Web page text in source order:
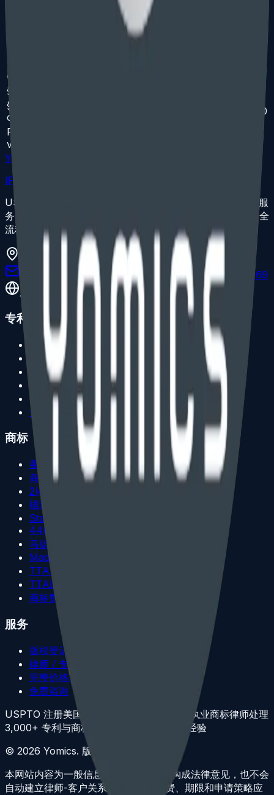
Extension of Time for Statement of Use
OA Response — Formality / Procedural
OA Response — Complex (Likelihood of
§8 Declaration of Use (5–6 year)
class
§15 Incontestability Declaration
§8 + §9 Combined Renewal (10 year)
class
¥4,700
Post-Registration Audit Response
varies
Yomics
IP Services
USPTO 注册美国专利代理人与康州、纽约州执业商标律师服
务全球创新者。固定收费透明，覆盖美国专利、商标和版权全
流程。
101 Nicoll Street, New Haven, CT 06511
service@omicsengineering.com
+1 (203) 397-6969
服务 40+ 国家和地区客户
专利
实用专利
外观设计专利
PCT 美国国家阶段
临时专利申请
专利 OA 答复
专利费用说明
商标
美国注册
商标 OA 答复
2(d) 混淆驳回
描述性驳回
Statement of Use
44(e) 外国注册基础
马德里国际注册
Madrid 美国驳回
TTAB 程序
TTAB 异议/撤销策略
商标费用说明
服务
版权登记
律师 / 专利代理人资质
完整价格表
免费咨询
USPTO 注册美国专利代理人
康州与纽约州执业商标律师处理
3,000+ 专利与商标事项
200+ TTAB 程序经验
© 2026 Yomics. 版权所有。律师广告。
本网站内容为一般信息和律师广告，不构成法律意见，也不会
自动建立律师-客户关系。USPTO 官费、期限和申请策略应